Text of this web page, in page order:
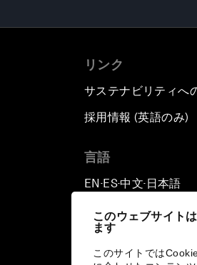
このウェブサイト
ます
このサイトでは
リンク
サステナビリティへ
採用情報 (英語のみ)
言語
EN ▪ES▪中文▪ 日本語